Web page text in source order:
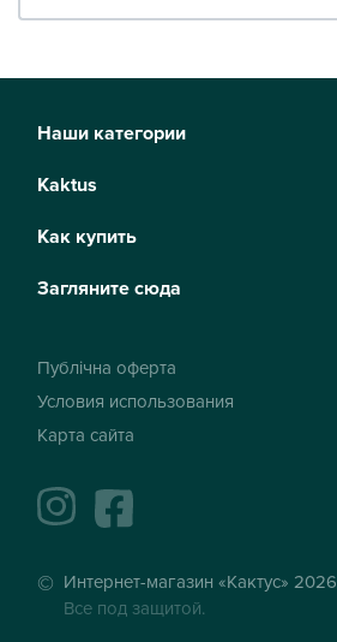
Наши категории
Kaktus
Как купить
Загляните сюда
Публічна оферта
Условия использования
Карта сайта
instagramfacebook
Интернет-магазин «Кактус» 2026
Все под защитой.